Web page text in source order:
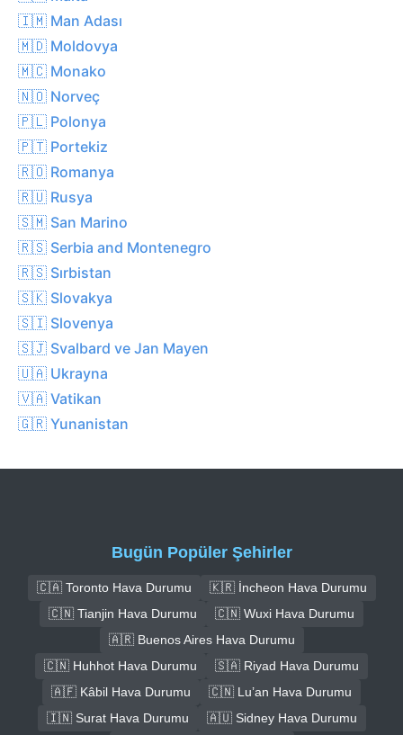
🇮🇲 Man Adası
🇲🇩 Moldovya
🇲🇨 Monako
🇳🇴 Norveç
🇵🇱 Polonya
🇵🇹 Portekiz
🇷🇴 Romanya
🇷🇺 Rusya
🇸🇲 San Marino
🇷🇸 Serbia and Montenegro
🇷🇸 Sırbistan
🇸🇰 Slovakya
🇸🇮 Slovenya
🇸🇯 Svalbard ve Jan Mayen
🇺🇦 Ukrayna
🇻🇦 Vatikan
🇬🇷 Yunanistan
Bugün Popüler Şehirler
🇨🇦 Toronto Hava Durumu
🇰🇷 İncheon Hava Durumu
🇨🇳 Tianjin Hava Durumu
🇨🇳 Wuxi Hava Durumu
🇦🇷 Buenos Aires Hava Durumu
🇨🇳 Huhhot Hava Durumu
🇸🇦 Riyad Hava Durumu
🇦🇫 Kâbil Hava Durumu
🇨🇳 Lu’an Hava Durumu
🇮🇳 Surat Hava Durumu
🇦🇺 Sidney Hava Durumu